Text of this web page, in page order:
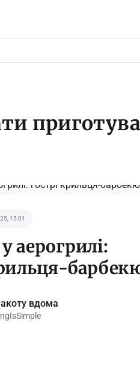
15:01
аерогрилі:
вдома